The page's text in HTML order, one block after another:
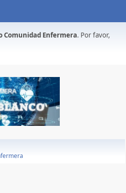
Comunidad Enfermera. Por favor,